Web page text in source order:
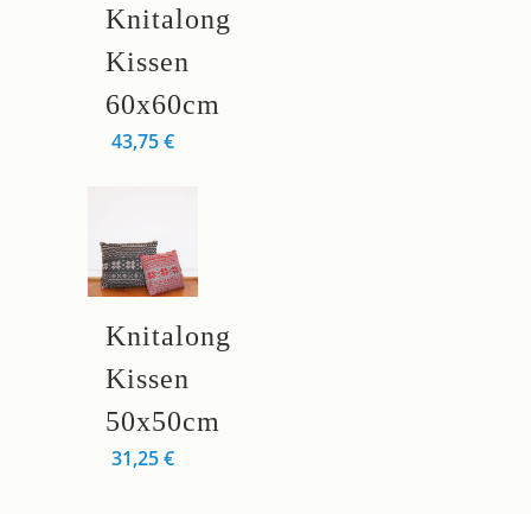
Produkt
weist
Varianten
auf.
können
auf
der
Produktseite
gewählt
werden
Knitalong
Kissen
60x60cm
43,75€
Produkt
weist
Varianten
auf.
Knitalong
Kissen
50x50cm
31,25€